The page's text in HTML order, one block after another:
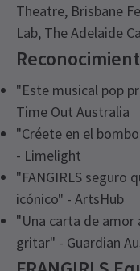
Theatre, Brisbane
Lab, The Adelaide
"Este musical pop
Time Out Australia
"Créete en el
- Limelight
"FANGIRLS seguro
icónico" - ArtsHub
"Una carta de
gritar" - Guardian